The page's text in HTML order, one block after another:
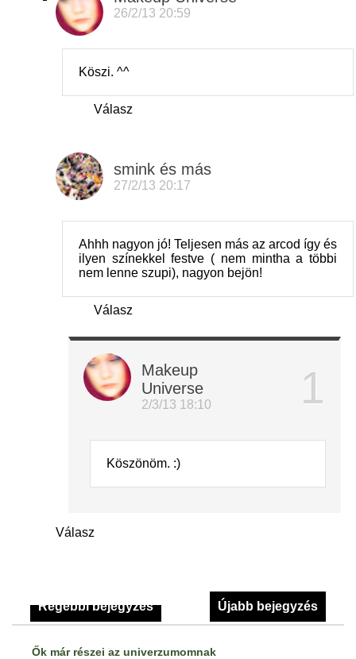
26/2/13 20:59
Köszi. ^^
Válasz
smink és más
27/2/13 20:17
Ahhh nagyon jó! Teljesen más az arcod így és
ilyen színekkel festve ( nem mintha a többi
nem lenne szupi), nagyon bejön!
Válasz
Makeup
Universe
2/3/13 18:10
Köszönöm. :)
Válasz
Újabb bejegyzés
Régebbi bejegyzés
Ők már részei az univerzumomnak